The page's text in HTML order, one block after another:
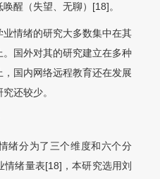
醒（失望、无聊）[18]。
情绪的研究大多数集中在其
国外对其的研究建立在多种
国内网络远程教育还在发展
还较少。
绪分为了三个维度和六个分
绪量表[18]，本研究选用刘